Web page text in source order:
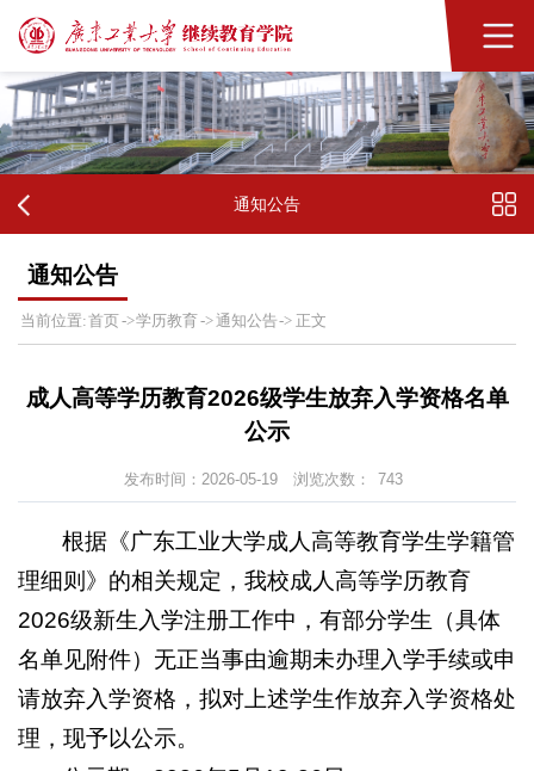
通知公告
通知公告
当前位置:首页->学历教育->通知公告-> 正文
成人高等学历教育2026级学生放弃入学资格名单
公示
发布时间：2026-05-19 浏览次数： 743
根据《广东工业大学成人高等教育学生学籍管
理细则》的相关规定，我校成人高等学历教育
2026级新生入学注册工作中，有部分学生（具体
名单见附件）无正当事由逾期未办理入学手续或申
请放弃入学资格，拟对上述学生作放弃入学资格处
理，现予以公示。